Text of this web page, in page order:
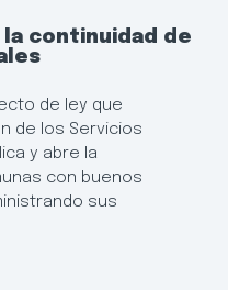
la continuidad de
de ley que
de los Servicios
y abre la
con buenos
sus